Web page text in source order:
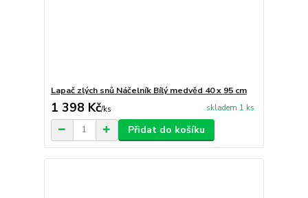
Lapač zlých snů Náčelník Bílý medvěd 40 x 95 cm
1 398 Kč/ks skladem 1 ks
Přidat do košíku